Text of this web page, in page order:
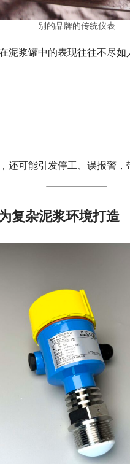
别的品牌的传统仪表
罐中的表现往往不尽如
，还可能引发停工、误报警，
复杂泥浆环境打造